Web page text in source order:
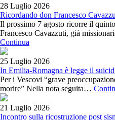
28 Luglio 2026
Ricordando don Francesco
Il prossimo 7 agosto ricorre il
Francesco Cavazzuti, già
Continua
25 Luglio 2026
In Emilia-Romagna è legge il
Per i Vescovi “grave
morire” Nella nota seguita…
21 Luglio 2026
Incontro sulla ricostruzione post